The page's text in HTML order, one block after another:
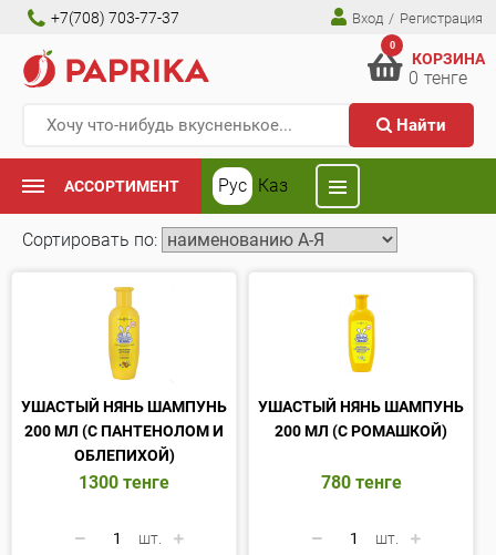
+7(708) 703-77-37 Вход / Регистрация
Найти
0
КОРЗИНА
0 тенге
АССОРТИМЕНТ Рус Каз
Сортировать по:
УШАСТЫЙ НЯНЬ ШАМПУНЬ
200 МЛ (С ПАНТЕНОЛОМ И
ОБЛЕПИХОЙ)
1300 тенге
шт.
УШАСТЫЙ НЯНЬ ШАМПУНЬ
200 МЛ (С РОМАШКОЙ)
780 тенге
шт.